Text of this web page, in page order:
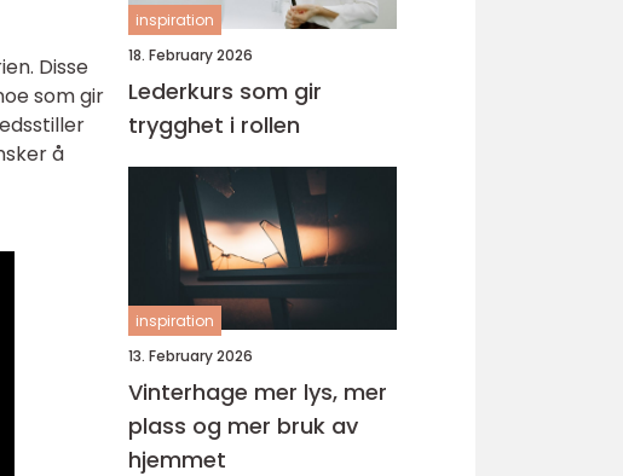
Disse
som gir
å
inspiration
18. February 2026
Lederkurs som gir
trygghet i rollen
inspiration
13. February 2026
Vinterhage mer lys, mer
plass og mer bruk av
hjemmet